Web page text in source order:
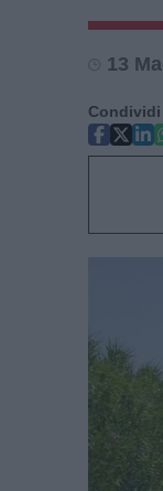
13
Condividi